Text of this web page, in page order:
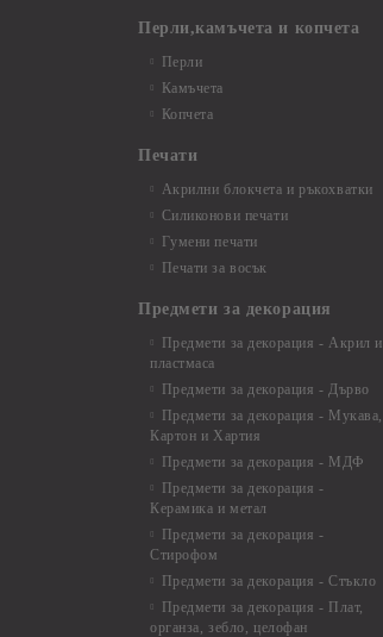
Перли,камъчета и копчета
Перли
Камъчета
Копчета
Печати
Акрилни блокчета и ръкохватки
Силиконови печати
Гумени печати
Печати за восък
Предмети за декорация
Предмети за декорация - Акрил и
пластмаса
Предмети за декорация - Дърво
Предмети за декорация - Мукава,
Картон и Хартия
Предмети за декорация - МДФ
Предмети за декорация -
Керамика и метал
Предмети за декорация -
Стирофом
Предмети за декорация - Стъкло
Предмети за декорация - Плат,
органза, зебло, целофан